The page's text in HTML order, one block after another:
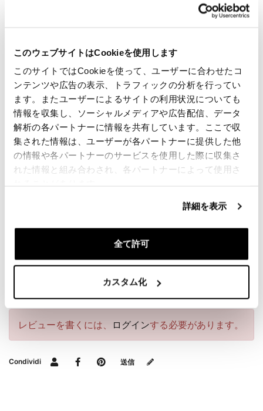
このウェブサイトはCookieを使用します
このサイトではCookieを使って、ユーザーに合わせたコ
ンテンツや広告の表示、トラフィックの分析を行ってい
ます。またユーザーによるサイトの利用状況についても
情報を収集し、ソーシャルメディアや広告配信、データ
解析の各パートナーに情報を共有しています。ここで収
集された情報は、ユーザーが各パートナーに提供した他
の情報や各パートナーのサービスを使用した際に収集さ
れた情報と組み合わされ、各パートナーによって使用さ
詳細を表示
全て許可
カスタム化
チューブ径18mm
チューブの厚さ 2 mm
注意: 1200 XE、XC (2019 - 2023) 、XE (2024 以降)モ
デルと互換性があります。
アトラスアルミバッグ。
調節可能なフロント付きバッグホルダー U085+2xA9。
お客様に最高のサービスを提供するため、当社は製品
の品質向上に常に努めております。画像は以前のバー
ジョンである場合がございます。
ダウンロード
バッグガイド
レビュー
レビューを書くには、 ログインする必要があります。
Condividi 送信